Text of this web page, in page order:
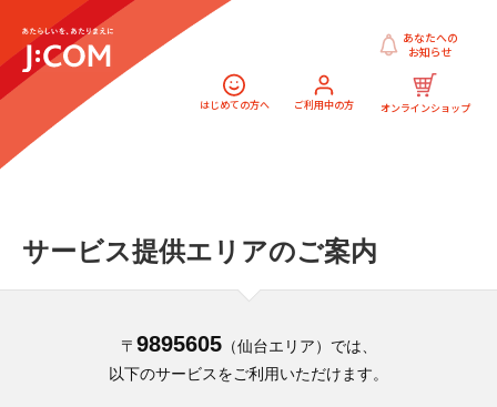
はじめての方へ ご利用中の方 オンラインショップ
あなたへの
お知らせ
サービス提供エリアのご案内
〒 9895605（仙台エリア）では、
以下のサービスをご利用いただけます。